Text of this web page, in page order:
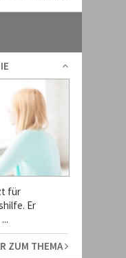
für
Er
ZUM THEMA